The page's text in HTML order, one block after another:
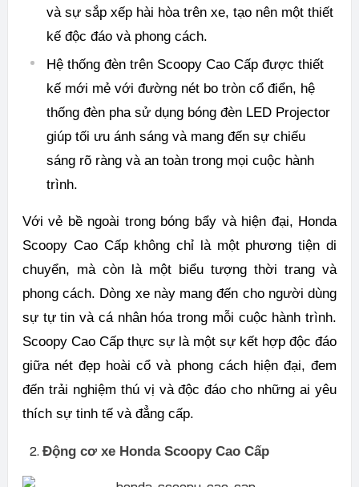
và sự sắp xếp hài hòa trên xe, tạo nên một thiết
kế độc đáo và phong cách.
Hệ thống đèn trên Scoopy Cao Cấp được thiết
kế mới mẻ với đường nét bo tròn cổ điển, hệ
thống đèn pha sử dụng bóng đèn LED Projector
giúp tối ưu ánh sáng và mang đến sự chiếu
sáng rõ ràng và an toàn trong mọi cuộc hành
trình.
Với vẻ bề ngoài trong bóng bẩy và hiện đại, Honda
Scoopy Cao Cấp không chỉ là một phương tiện di
chuyển, mà còn là một biểu tượng thời trang và
phong cách. Dòng xe này mang đến cho người dùng
sự tự tin và cá nhân hóa trong mỗi cuộc hành trình.
Scoopy Cao Cấp thực sự là một sự kết hợp độc đáo
giữa nét đẹp hoài cổ và phong cách hiện đại, đem
đến trải nghiệm thú vị và độc đáo cho những ai yêu
thích sự tinh tế và đẳng cấp.
Động cơ xe Honda Scoopy Cao Cấp